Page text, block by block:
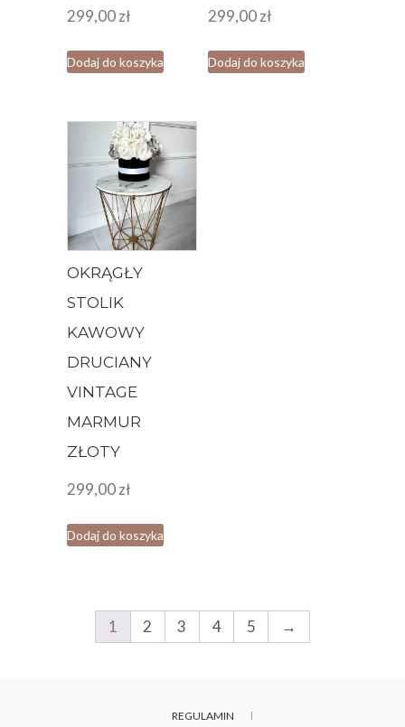
299,00zł
Dodaj do koszyka
299,00zł
Dodaj do koszyka
OKRĄGŁY
STOLIK
KAWOWY
DRUCIANY
VINTAGE
MARMUR
ZŁOTY
299,00zł
Dodaj do koszyka
1 2 3 4 5 →
REGULAMIN